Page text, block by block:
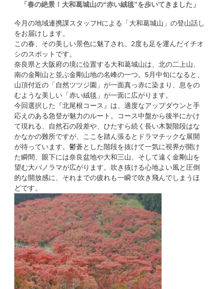
稿
「春の絶景！大和葛城山の“赤い絨毯”を歩いてきました」
今月の地域連携課スタッフHによる「大和葛城山」の登山話し
をお届けします。
この春、その美しい景色に魅了され、2度も足を運んだイチオ
シのスポットです。
奈良県と大阪府の境に位置する大和葛城山は、北の二上山、
南の金剛山と並ぶ金剛山地の名峰の一つ。5月中旬になると、
山頂付近の「自然ツツジ園」が一面真っ赤に染まり、息をの
むような美しい「赤い絨毯」が一面に広がります。
今回選択した『北尾根コース』は、適度なアップダウンと手
応えのある急登が魅力のルート。コース中盤から後半にかけ
て現れる、自然石の段差や、ひたすら続く長い木製階段はな
かなかの難所ですが、ここを踏ん張るとドラマチックな展開
が待っています。鬱蒼とした階段を抜けて一気に視界が開け
た瞬間、眼下には奈良盆地や大和三山、そして遠く金剛山を
望む大パノラマが広がります。吹き抜ける心地よい風と圧倒
的な開放感に、それまでの疲れも一瞬で吹き飛んでしまうほ
どです。